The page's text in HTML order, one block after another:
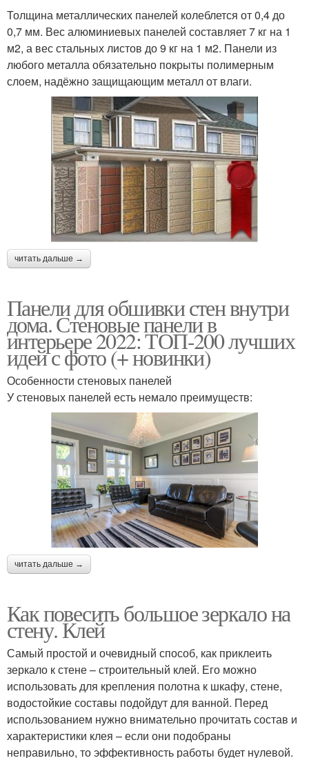
Толщина металлических панелей колеблется от 0,4 до
0,7 мм. Вес алюминиевых панелей составляет 7 кг на 1
м2, а вес стальных листов до 9 кг на 1 м2. Панели из
любого металла обязательно покрыты полимерным
слоем, надёжно защищающим металл от влаги.
читать дальше →
Панели для обшивки стен внутри
дома. Стеновые панели в
интерьере 2022: ТОП-200 лучших
идей с фото (+ новинки)
Особенности стеновых панелей
У стеновых панелей есть немало преимуществ:
читать дальше →
Как повесить большое зеркало на
стену. Клей
Самый простой и очевидный способ, как приклеить
зеркало к стене – строительный клей. Его можно
использовать для крепления полотна к шкафу, стене,
водостойкие составы подойдут для ванной. Перед
использованием нужно внимательно прочитать состав и
характеристики клея – если они подобраны
неправильно, то эффективность работы будет нулевой.